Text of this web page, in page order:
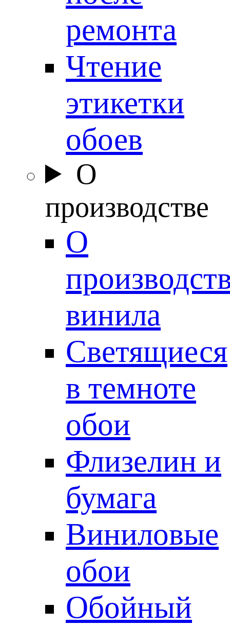
ремонта
Чтение
этикетки
обоев
О
производстве
О
винила
Светящиеся
в темноте
обои
Флизелин и
бумага
Виниловые
обои
Обойный